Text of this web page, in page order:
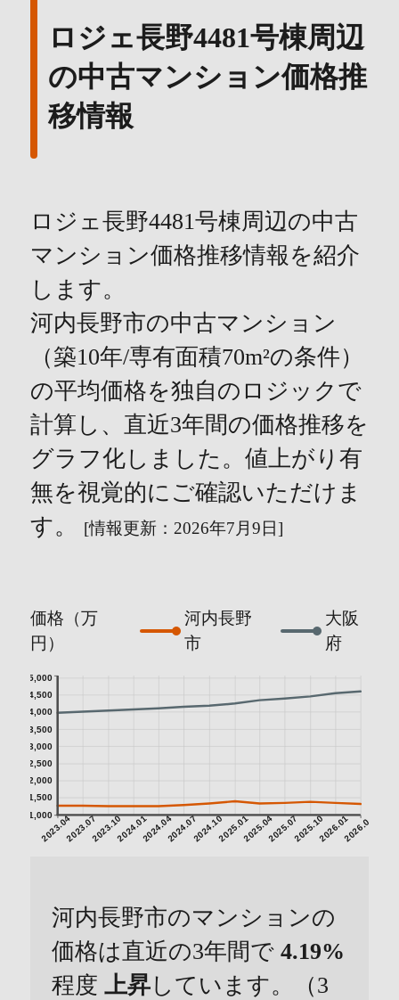
ロジェ長野4481号棟周辺
の中古マンション価格推
移情報
ロジェ長野4481号棟周辺の中古
マンション価格推移情報を紹介
します。
河内長野市の中古マンション
（築10年/専有面積70m²の条件）
の平均価格を独自のロジックで
計算し、直近3年間の価格推移を
グラフ化しました。値上がり有
無を視覚的にご確認いただけま
す。
[情報更新：2026年7月9日]
価格（万
円）
河内長野
市
大阪
府
2023.042023.072023.102024.012024.042024.072024.102025.012025.042025.072025.102026.012026.04
1,000
1,500
2,000
2,500
3,000
3,500
4,000
4,500
5,000
河内長野市のマンションの
価格は直近の3年間で 4.19%
程度 上昇しています。（3